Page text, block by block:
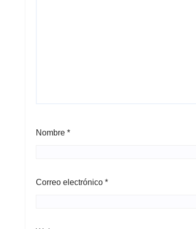
Nombre *
Correo electrónico *